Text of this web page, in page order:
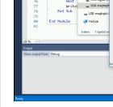
Categories
Playlists
Organizations